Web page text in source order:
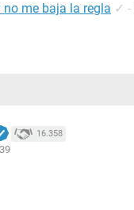
me baja la regla ✓ -
16.358